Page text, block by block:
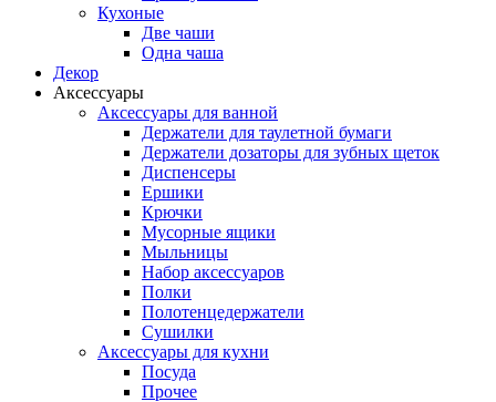
Кухоные
Две чаши
Одна чаша
Декор
Аксессуары
Аксессуары для ванной
Держатели для таулетной бумаги
Держатели дозаторы для зубных щеток
Диспенсеры
Ершики
Крючки
Мусорные ящики
Мыльницы
Набор аксессуаров
Полки
Полотенцедержатели
Сушилки
Аксессуары для кухни
Посуда
Прочее